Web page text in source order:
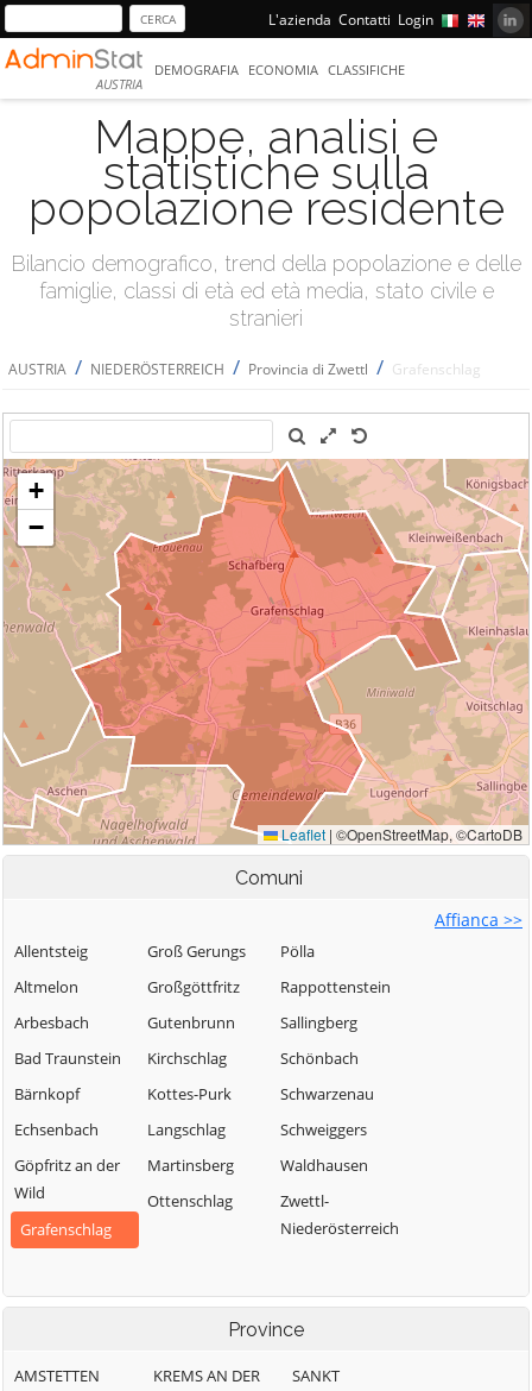
L'azienda Contatti Login
AUSTRIA
DEMOGRAFIA ECONOMIA CLASSIFICHE
Mappe, analisi e
statistiche sulla
popolazione residente
Bilancio demografico, trend della popolazione e delle
famiglie, classi di età ed età media, stato civile e
stranieri
AUSTRIA / NIEDERÖSTERREICH / Provincia di Zwettl / Grafenschlag
Comuni
Affianca >>
Allentsteig
Altmelon
Arbesbach
Bad Traunstein
Bärnkopf
Echsenbach
Göpfritz an der
Wild
Grafenschlag
Groß Gerungs
Großgöttfritz
Gutenbrunn
Kirchschlag
Kottes-Purk
Langschlag
Martinsberg
Ottenschlag
Pölla
Rappottenstein
Sallingberg
Schönbach
Schwarzenau
Schweiggers
Waldhausen
Zwettl-
Niederösterreich
Province
AMSTETTEN
KREMS AN DER
SANKT